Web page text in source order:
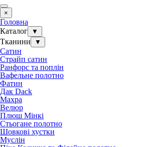
×
Головна
Каталог
▼
Тканини ▼
Сатин
Страйп сатин
Ранфорс та поплін
Вафельне полотно
Фатин
Дак Dack
Махра
Велюр
Плюш Мінкі
Стьогане полотно
Шовкові хустки
Муслін